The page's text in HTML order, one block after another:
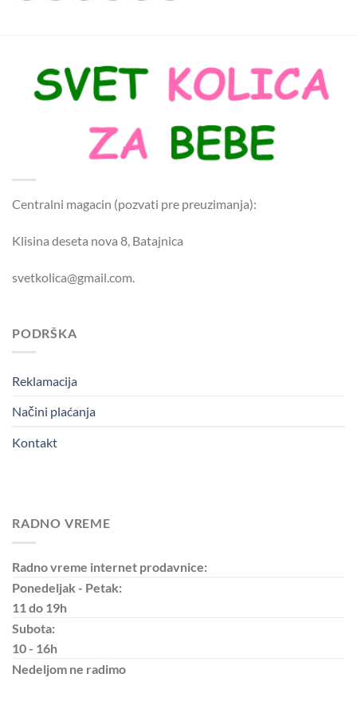
Centralni magacin (pozvati pre preuzimanja):
Klisina deseta nova 8, Batajnica
svetkolica@gmail.com.
PODRŠKA
Reklamacija
Načini plaćanja
Kontakt
RADNO VREME
Radno vreme internet prodavnice:
Ponedeljak - Petak:
11 do 19h
Subota:
10 - 16h
Nedeljom ne radimo